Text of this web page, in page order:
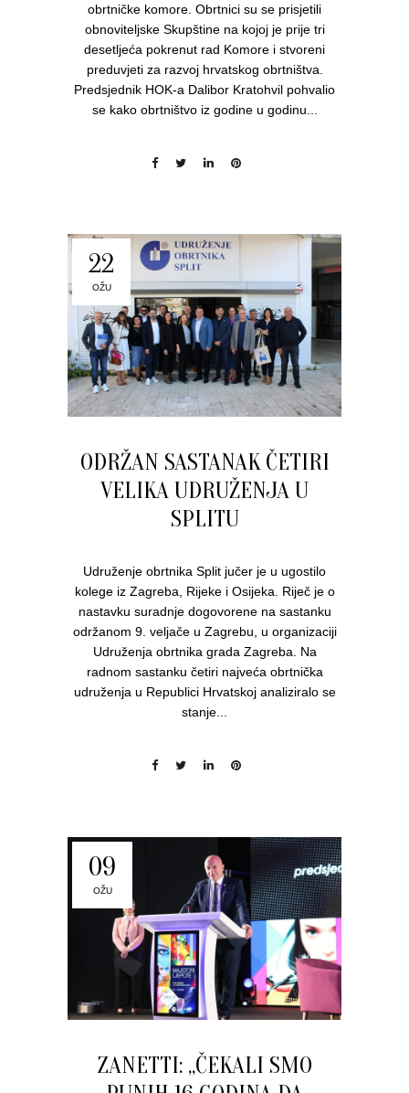
obrtničke komore. Obrtnici su se prisjetili
obnoviteljske Skupštine na kojoj je prije tri
desetljeća pokrenut rad Komore i stvoreni
preduvjeti za razvoj hrvatskog obrtništva.
Predsjednik HOK-a Dalibor Kratohvil pohvalio
se kako obrtništvo iz godine u godinu...
22
OŽU
ODRŽAN SASTANAK ČETIRI
VELIKA UDRUŽENJA U
SPLITU
Udruženje obrtnika Split jučer je u ugostilo
kolege iz Zagreba, Rijeke i Osijeka. Riječ je o
nastavku suradnje dogovorene na sastanku
održanom 9. veljače u Zagrebu, u organizaciji
Udruženja obrtnika grada Zagreba. Na
radnom sastanku četiri najveća obrtnička
udruženja u Republici Hrvatskoj analiziralo se
stanje...
09
OŽU
ZANETTI: „ČEKALI SMO